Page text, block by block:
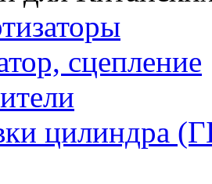
сцепление
цилиндра